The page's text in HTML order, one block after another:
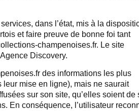
dans l’état, mis à la
et faire preuve de bonne foi tant
champenoises.fr. Le site
Discovery.
des informations les plus
mise en ligne), mais ne saurait
sur son site, qu’elles soient de
En conséquence, l’utilisateur